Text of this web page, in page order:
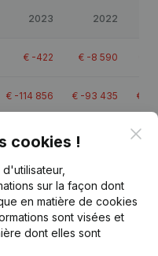
2023 2022
€ -422 € -8 590
€ -114 856 € -93 435 €
18 915
cookies !
sur la façon dont
en matière de cookies
sont visées et
dont elles sont